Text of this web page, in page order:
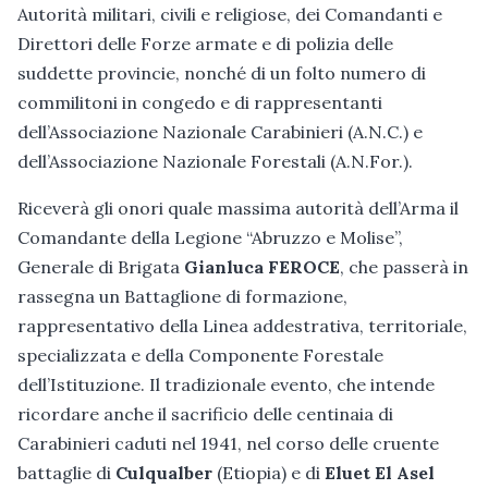
Autorità militari, civili e religiose, dei Comandanti e
Direttori delle Forze armate e di polizia delle
suddette provincie, nonché di un folto numero di
commilitoni in congedo e di rappresentanti
dell’Associazione Nazionale Carabinieri (A.N.C.) e
dell’Associazione Nazionale Forestali (A.N.For.).
Riceverà gli onori quale massima autorità dell’Arma il
Comandante della Legione “Abruzzo e Molise”,
Generale di Brigata Gianluca FEROCE, che passerà in
rassegna un Battaglione di formazione,
rappresentativo della Linea addestrativa, territoriale,
specializzata e della Componente Forestale
dell’Istituzione. Il tradizionale evento, che intende
ricordare anche il sacrificio delle centinaia di
Carabinieri caduti nel 1941, nel corso delle cruente
battaglie di Culqualber (Etiopia) e di Eluet El Asel